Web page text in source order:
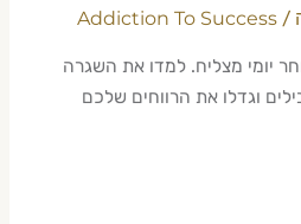
/
Addiction To Success
יומי מצליח. למדו את השגרה
וגדלו את הרווחים שלכם